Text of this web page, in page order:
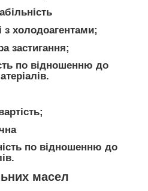
з холодоагентами;
застигання;
по відношенню до
по відношенню до
масел